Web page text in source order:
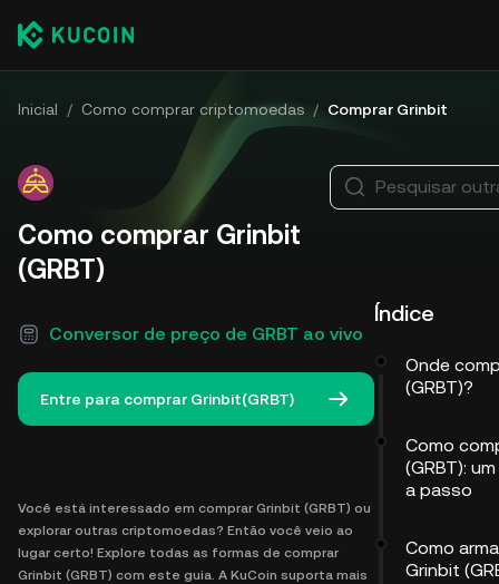
Inicial / Como comprar criptomoedas / Comprar Grinbit
Como comprar Grinbit
(GRBT)
Conversor de preço de GRBT ao vivo
Entre para comprar Grinbit(GRBT)
Você está interessado em comprar Grinbit (GRBT) ou
explorar outras criptomoedas? Então você veio ao
lugar certo! Explore todas as formas de comprar
Grinbit (GRBT) com este guia. A KuCoin suporta mais
Pesquisar
Índice
Onde
(GRBT)?
Como
(GRBT):
a passo
Como
Grinbit